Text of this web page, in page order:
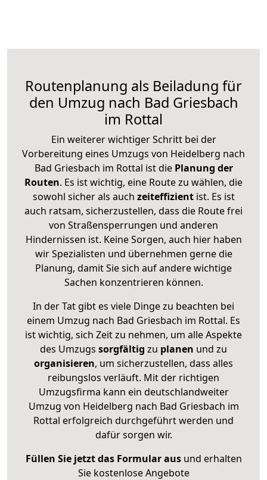
Routenplanung als Beiladung für
den Umzug nach Bad Griesbach
im Rottal
Ein weiterer wichtiger Schritt bei der
Vorbereitung eines Umzugs von Heidelberg nach
Bad Griesbach im Rottal ist diePlanung der
Routen. Es ist wichtig, eine Route zu wählen, die
sowohl sicher als auch zeiteffizientist. Es ist
auch ratsam, sicherzustellen, dass die Route frei
von Straßensperrungen und anderen
Hindernissen ist. Keine Sorgen, auch hier haben
wir Spezialisten und übernehmen gerne die
Planung, damit Sie sich auf andere wichtige
Sachen konzentrieren können.
In der Tat gibt es viele Dinge zu beachten bei
einem Umzug nach Bad Griesbach im Rottal. Es
ist wichtig, sich Zeit zu nehmen, um alle Aspekte
des Umzugs sorgfältig zu planen und zu
organisieren, um sicherzustellen, dass alles
reibungslos verläuft. Mit der richtigen
Umzugsfirma kann ein deutschlandweiter
Umzug von Heidelberg nach Bad Griesbach im
Rottal erfolgreich durchgeführt werden und
dafür sorgen wir.
Füllen Sie jetzt das Formular ausund erhalten
Sie kostenlose Angebote